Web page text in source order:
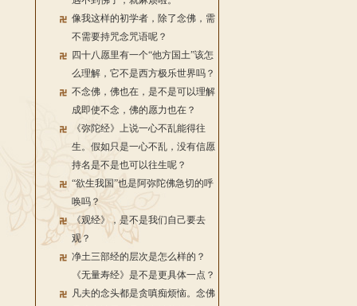
像我这样的初学者，除了念佛，需
不需要持咒念咒语呢？
四十八愿里有一个“他方国土”该怎
么理解，它不是西方极乐世界吗？
不念佛，佛也在，是不是可以理解
成即使不念，佛的愿力也在？
《弥陀经》上说一心不乱能得往
生。假如只是一心不乱，没有信愿
持名是不是也可以往生呢？
“欲生我国”也是阿弥陀佛急切的呼
唤吗？
《观经》，是不是我们自己要去
观？
净土三部经的层次是怎么样的？
《无量寿经》是不是更具体一点？
凡夫的念头都是贪嗔痴烦恼。念佛